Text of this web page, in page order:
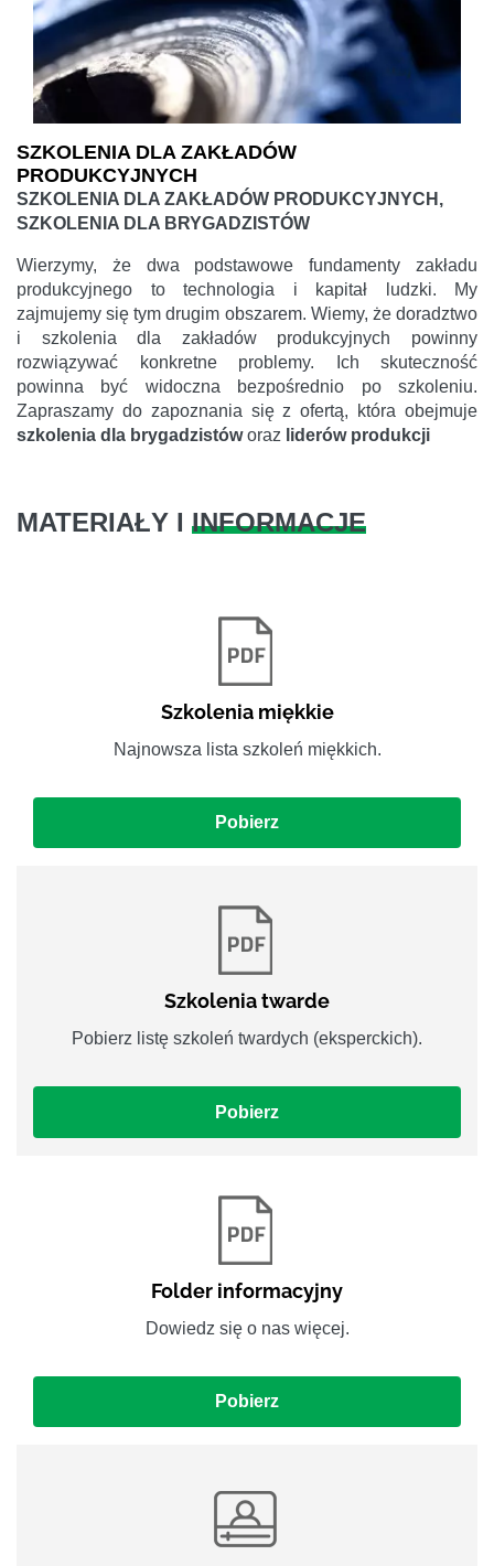
SZKOLENIA DLA ZAKŁADÓW
PRODUKCYJNYCH
SZKOLENIA DLA ZAKŁADÓW PRODUKCYJNYCH,
SZKOLENIA DLA BRYGADZISTÓW
Wierzymy, że dwa podstawowe fundamenty zakładu
produkcyjnego to technologia i kapitał ludzki. My
zajmujemy się tym drugim obszarem. Wiemy, że doradztwo
i szkolenia dla zakładów produkcyjnych powinny
rozwiązywać konkretne problemy. Ich skuteczność
powinna być widoczna bezpośrednio po szkoleniu.
Zapraszamy do zapoznania się z ofertą, która obejmuje
szkolenia dla brygadzistóworaz liderów produkcji
MATERIAŁY I INFORMACJE
Szkolenia miękkie
Najnowsza lista szkoleń miękkich.
Pobierz
Szkolenia twarde
Pobierz listę szkoleń twardych (eksperckich).
Pobierz
Folder informacyjny
Dowiedz się o nas więcej.
Pobierz